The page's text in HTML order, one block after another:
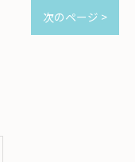
次のページ >